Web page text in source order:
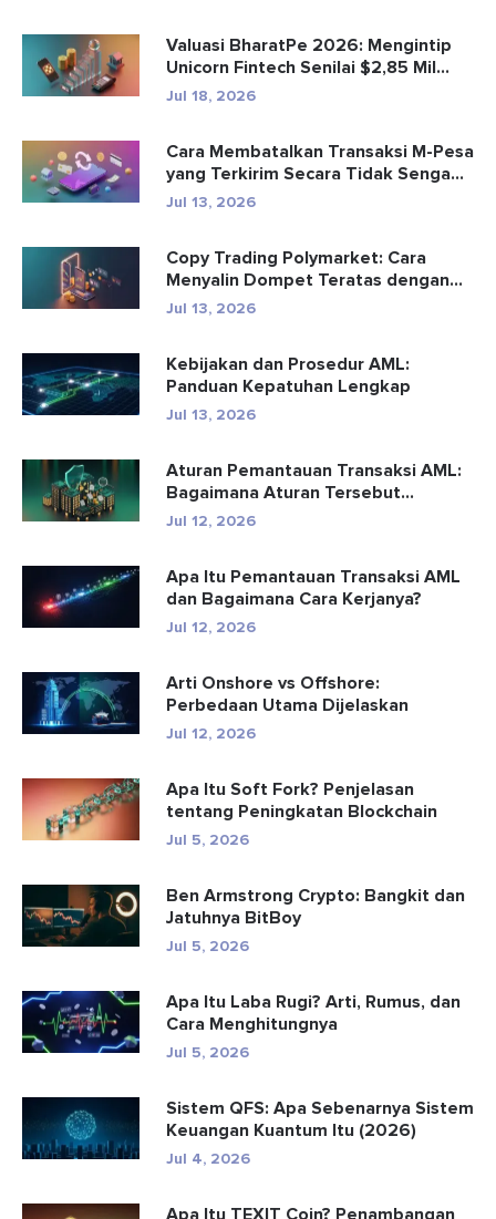
Valuasi BharatPe 2026: Mengintip
Unicorn Fintech Senilai $2,85 Mil...
Jul 18, 2026
Cara Membatalkan Transaksi M-Pesa
yang Terkirim Secara Tidak Senga...
Jul 13, 2026
Copy Trading Polymarket: Cara
Menyalin Dompet Teratas dengan
Aman
Jul 13, 2026
Kebijakan dan Prosedur AML:
Panduan Kepatuhan Lengkap
Jul 13, 2026
Aturan Pemantauan Transaksi AML:
Bagaimana Aturan Tersebut
Mendete...
Jul 12, 2026
Apa Itu Pemantauan Transaksi AML
dan Bagaimana Cara Kerjanya?
Jul 12, 2026
Arti Onshore vs Offshore:
Perbedaan Utama Dijelaskan
Jul 12, 2026
Apa Itu Soft Fork? Penjelasan
tentang Peningkatan Blockchain
Jul 5, 2026
Ben Armstrong Crypto: Bangkit dan
Jatuhnya BitBoy
Jul 5, 2026
Apa Itu Laba Rugi? Arti, Rumus, dan
Cara Menghitungnya
Jul 5, 2026
Sistem QFS: Apa Sebenarnya Sistem
Keuangan Kuantum Itu (2026)
Jul 4, 2026
Apa Itu TEXIT Coin? Penambangan